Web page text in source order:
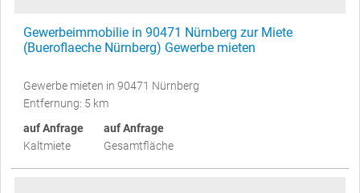
Gewerbeimmobilie in 90471 Nürnberg zur Miete
(Bueroflaeche Nürnberg) Gewerbe mieten
Gewerbe mieten in 90471 Nürnberg
Entfernung: 5 km
auf Anfrage
Kaltmiete
auf Anfrage
Gesamtfläche